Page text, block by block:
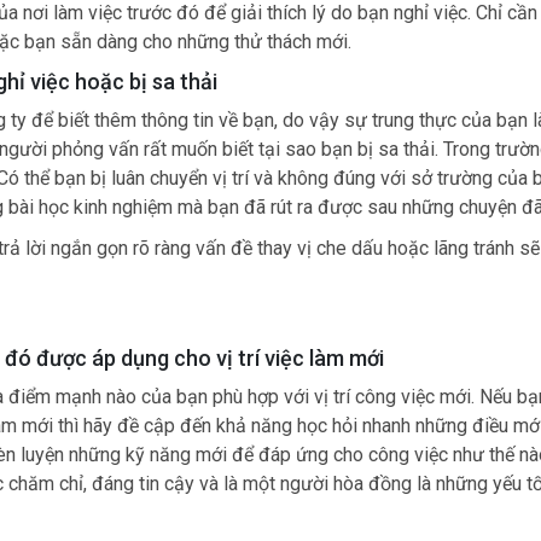
nơi làm việc trước đó để giải thích lý do bạn nghỉ việc. Chỉ
bạn sẵn dàng cho những thử thách mới.
việc hoặc bị sa thải
để biết thêm thông tin về bạn, do vậy sự trung thực của bạn
phỏng vấn rất muốn biết tại sao bạn bị sa thải. Trong
thể bạn bị luân chuyển vị trí và không đúng với sở trường của
học kinh nghiệm mà bạn đã rút ra được sau những chuyện
lời ngắn gọn rõ ràng vấn đề thay vị che dấu hoặc lãng tránh
được áp dụng cho vị trí việc làm mới
mạnh nào của bạn phù hợp với vị trí công việc mới. Nếu
mới thì hãy đề cập đến khả năng học hỏi nhanh những điều
luyện những kỹ năng mới để đáp ứng cho công việc như thế
chỉ, đáng tin cậy và là một người hòa đồng là những yếu